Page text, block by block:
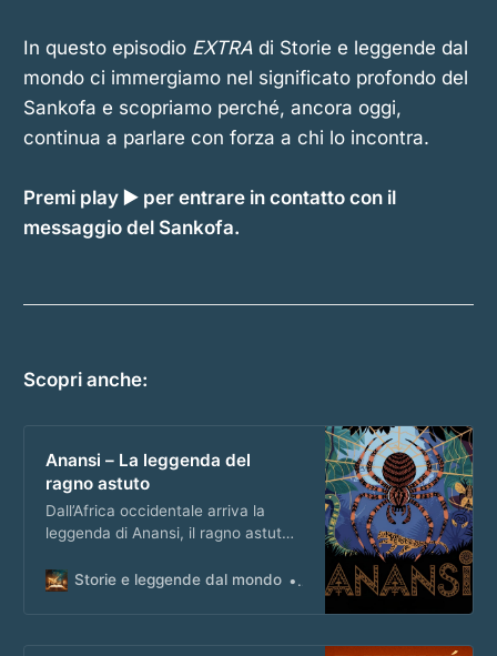
In questo episodio EXTRAdi Storie e leggende dal
mondo ci immergiamo nel significato profondo del
Sankofa e scopriamo perché, ancora oggi,
continua a parlare con forza a chi lo incontra.
Premi play ▶️ per entrare in contatto con il
messaggio del Sankofa.
Scopri anche:
Anansi – La leggenda del
ragno astuto
Dall’Africa occidentale arriva la
leggenda di Anansi, il ragno astuto
racconto ricco di ingegno.
Storie e leggende dal mondo Matteo Masi